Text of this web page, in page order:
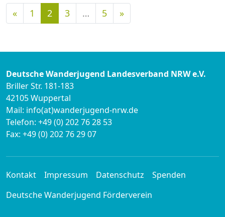
«Vorherige
1 2 3 … 5 »Nächste
Deutsche Wanderjugend Landesverband NRW e.V.
Briller Str. 181-183
42105 Wuppertal
Mail: info(at)wanderjugend-nrw.de
Telefon: +49 (0) 202 76 28 53
Fax: +49 (0) 202 76 29 07
Kontakt Impressum Datenschutz
Spenden
Deutsche Wanderjugend Förderverein